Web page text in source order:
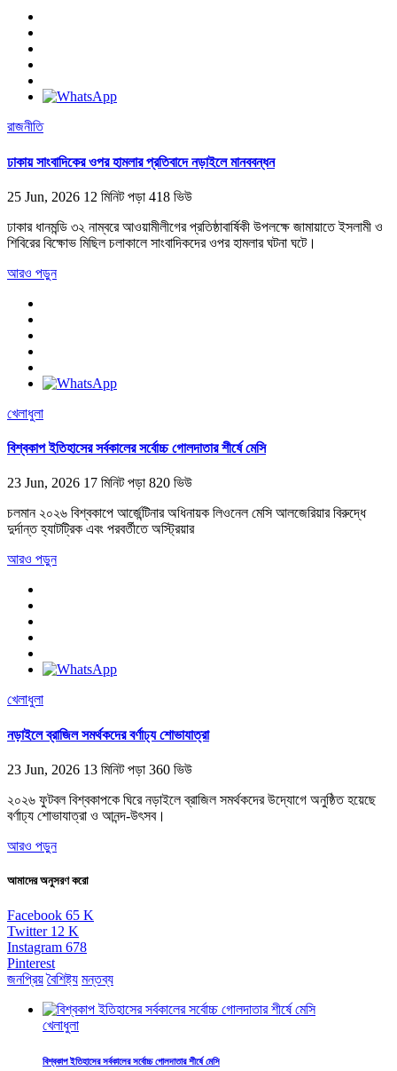
রাজনীতি
ঢাকায় সাংবাদিকের ওপর হামলার প্রতিবাদে নড়াইলে মানববন্ধন
25 Jun, 2026 12 মিনিট পড়া 418 ভিউ
ঢাকার ধানমন্ডি ৩২ নাম্বরে আওয়ামীলীগের প্রতিষ্ঠাবার্ষিকী উপলক্ষে জামায়াতে ইসলামী ও
শিবিরের বিক্ষোভ মিছিল চলাকালে সাংবাদিকদের ওপর হামলার ঘটনা ঘটে।
আরও পড়ুন
খেলাধুলা
বিশ্বকাপ ইতিহাসের সর্বকালের সর্বোচ্চ গোলদাতার শীর্ষে মেসি
23 Jun, 2026 17 মিনিট পড়া 820 ভিউ
চলমান ২০২৬ বিশ্বকাপে আর্জেন্টিনার অধিনায়ক লিওনেল মেসি আলজেরিয়ার বিরুদ্ধে
দুর্দান্ত হ্যাটট্রিক এবং পরবর্তীতে অস্ট্রিয়ার
আরও পড়ুন
খেলাধুলা
নড়াইলে ব্রাজিল সমর্থকদের বর্ণাঢ্য শোভাযাত্রা
23 Jun, 2026 13 মিনিট পড়া 360 ভিউ
২০২৬ ফুটবল বিশ্বকাপকে ঘিরে নড়াইলে ব্রাজিল সমর্থকদের উদ্যোগে অনুষ্ঠিত হয়েছে
বর্ণাঢ্য শোভাযাত্রা ও আনন্দ-উৎসব।
আরও পড়ুন
আমাদের অনুসরণ করো
Facebook 65 K
Twitter 12 K
Instagram 678
Pinterest
জনপ্রিয় বৈশিষ্ট্য মন্তব্য
খেলাধুলা
বিশ্বকাপ ইতিহাসের সর্বকালের সর্বোচ্চ গোলদাতার শীর্ষে মেসি